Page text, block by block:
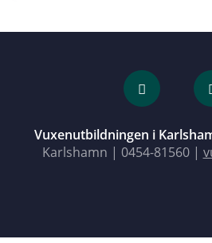
Vuxenutbildningen i
Karlshamn | 0454-81560|